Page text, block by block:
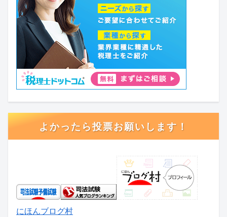
よかったら投票お願いします！
にほんブログ村